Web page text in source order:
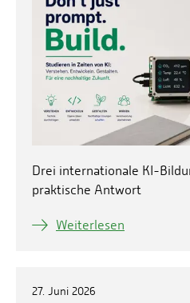
Energieeffizienzrecht
Fuel Cell Centre
Nationalparkforschung
P2Broker
Perival
Robotix-Academy
S.U.N.-Projekt
Örtlicher Personalrat
Personensuche
Drei internationale KI-
praktische Antwort
Weiterlesen
27. Juni 2026